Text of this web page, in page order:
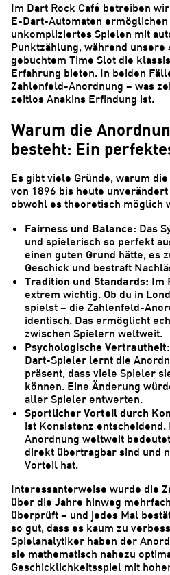
Im Dart Rock Café betreiben
E-Dart-Automaten
unkompliziertes Spielen mit
Punktzählung, während
gebuchtem Time Slot die
Erfahrung bieten. In beiden
Zahlenfeld-Anordnung – was
zeitlos Anakins Erfindung ist.
Warum die
besteht: Ein
Es gibt viele Gründe, warum
von 1896 bis heute
obwohl es theoretisch möglich
Fairness und Balance: Das
und spielerisch so perfekt
einen guten Grund hätte, es
Geschick und bestraft
Tradition und Standards: Im
extrem wichtig. Ob du in
spielst – die Zahlenfeld-
identisch. Das ermöglicht
zwischen Spielern weltweit.
Psychologische Vertrautheit:
Dart-Spieler lernt die
präsent, dass viele Spieler
können. Eine Änderung
aller Spieler entwerten.
Sportlicher Vorteil durch
ist Konsistenz
Anordnung weltweit
direkt übertragbar sind und
Vorteil hat.
Interessanterweise wurde die
über die Jahre hinweg
überprüft – und jedes Mal
so gut, dass es kaum zu
Spielanalytiker haben der
sie mathematisch nahezu
Geschicklichkeitsspiel mit